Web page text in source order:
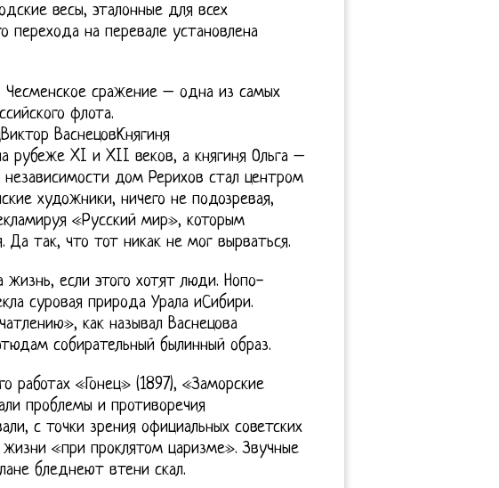
весы, эталонные для всех
перехода на перевале установлена
сражение – одна из самых
флота.
ВаснецовКнягиня
рубеже XI и XII веков, а княгиня Ольга –
дом Рерихов стал центром
художники, ничего не подозревая,
«Русский мир», которым
так, что тот никак не мог вырваться.
если этого хотят люди. Нопо-
суровая природа Урала иСибири.
как называл Васнецова
собирательный былинный образ.
работах «Гонец» (1897), «Заморские
проблемы и противоречия
с точки зрения официальных советских
«при проклятом царизме». Звучные
бледнеют втени скал.